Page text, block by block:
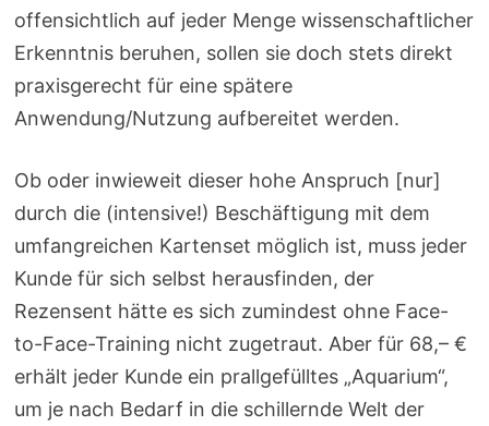
offensichtlich auf jeder Menge wissenschaftlicher
Erkenntnis beruhen, sollen sie doch stets direkt
praxisgerecht für eine spätere
Anwendung/Nutzung aufbereitet werden.
Ob oder inwieweit dieser hohe Anspruch [nur]
durch die (intensive!) Beschäftigung mit dem
umfangreichen Kartenset möglich ist, muss jeder
Kunde für sich selbst herausfinden, der
Rezensent hätte es sich zumindest ohne Face-
to-Face-Training nicht zugetraut. Aber für 68,– €
erhält jeder Kunde ein prallgefülltes „Aquarium“,
um je nach Bedarf in die schillernde Welt der